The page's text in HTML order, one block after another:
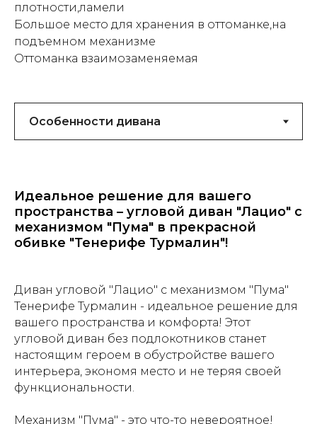
плотности,ламели
Большое место для хранения в оттоманке,на
подъемном механизме
Оттоманка взаимозаменяемая
Идеальное решение для вашего
пространства – угловой диван "Лацио" с
механизмом "Пума" в прекрасной
обивке "Тенерифе Турмалин"!
Диван угловой "Лацио" с механизмом "Пума"
Тенерифе Турмалин - идеальное решение для
вашего пространства и комфорта! Этот
угловой диван без подлокотников станет
настоящим героем в обустройстве вашего
интерьера, экономя место и не теряя своей
функциональности.
Механизм "Пума" - это что-то невероятное!